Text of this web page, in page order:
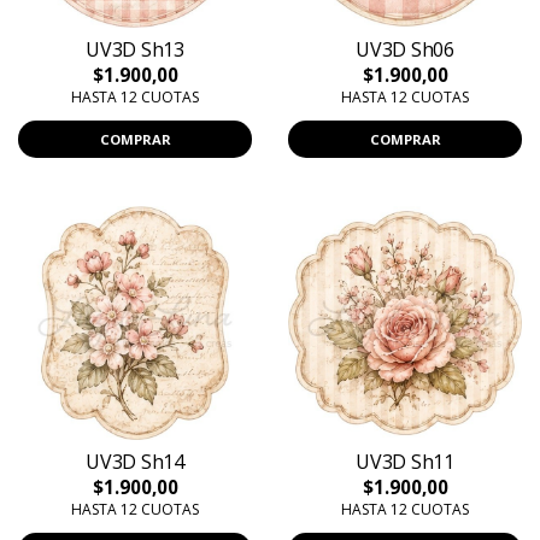
UV3D Sh13
$1.900,00
HASTA 12 CUOTAS
COMPRAR
UV3D Sh06
$1.900,00
HASTA 12 CUOTAS
COMPRAR
UV3D Sh14
$1.900,00
HASTA 12 CUOTAS
UV3D Sh11
$1.900,00
HASTA 12 CUOTAS